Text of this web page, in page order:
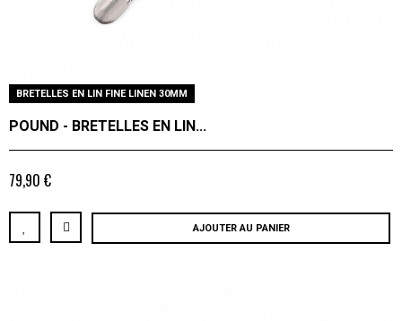
BRETELLES EN LIN FINE LINEN 30MM
POUND - BRETELLES EN LIN...
79,90 €
AJOUTER AU PANIER